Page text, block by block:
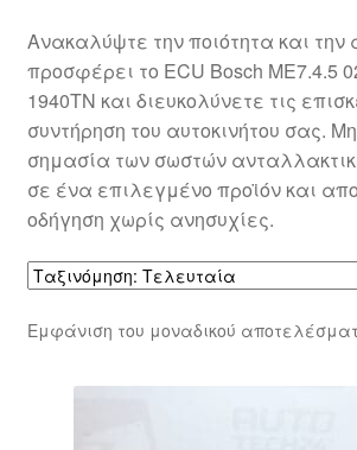
Σχετικά με εμάς
Ανακαλύψτε την ποιότητα και την
προσφέρει το ECU Bosch ME7.4.5
1940TN και διευκολύνετε τις
συντήρηση του αυτοκινήτου σας.
σημασία των σωστών
σε ένα επιλεγμένο προϊόν και
οδήγηση χωρίς ανησυχίες.
Εμφάνιση του μοναδικού